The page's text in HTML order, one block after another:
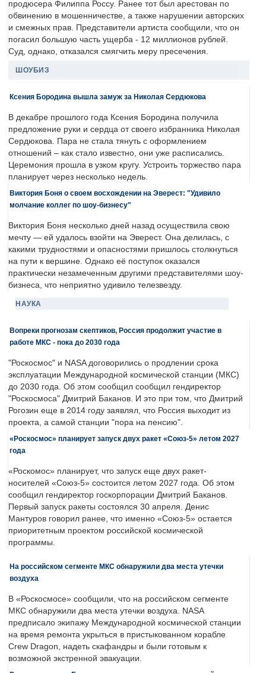
продюсера Филиппа Россу. Ранее тот был арестован по
обвинению в мошенничестве, а также нарушении авторских
и смежных прав. Представители артиста сообщили, что он
погасил большую часть ущерба - 12 миллионов рублей.
Суд, однако, отказался смягчить меру пресечения.
ШОУБИЗ
Ксения Бородина вышла замуж за Николая Сердюкова
В декабре прошлого года Ксения Бородина получила
предложение руки и сердца от своего избранника Николая
Сердюкова. Пара не стала тянуть с оформлением
отношений – как стало известно, они уже расписались.
Церемония прошла в узком кругу. Устроить торжество пара
планирует через несколько недель.
Виктория Боня о своем восхождении на Эверест: "Удивило
молчание коллег по шоу-бизнесу"
Виктория Боня несколько дней назад осуществила свою
мечту — ей удалось взойти на Эверест. Она делилась, с
какими трудностями и опасностями пришлось столкнуться
на пути к вершине. Однако её поступок оказался
практически незамеченным другими представителями шоу-
бизнеса, что неприятно удивило телезвезду.
НАУКА
Вопреки прогнозам скептиков, Россия продолжит участие в
работе МКС - пока до 2030 года
"Роскосмос" и NASA договорились о продлении срока
эксплуатации Международной космической станции (МКС)
до 2030 года. Об этом сообщил сообщил гендиректор
"Роскосмоса" Дмитрий Баканов. И это при том, что Дмитрий
Рогозин еще в 2014 году заявлял, что Россия выходит из
проекта, а самой станции "пора на пенсию".
«Роскосмос» планирует запуск двух ракет «Союз-5» летом 2027
года
«Роскомос» планирует, что запуск еще двух ракет-
носителей «Союз-5» состоится летом 2027 года. Об этом
сообщил гендиректор госкорпорации Дмитрий Баканов.
Первый запуск ракеты состоялся 30 апреля. Денис
Мантуров говорил ранее, что именно «Союз-5» остается
приоритетным проектом российской космической
программы.
На российском сегменте МКС обнаружили два места утечки
воздуха
В «Роскосмосе» сообщили, что на российском сегменте
МКС обнаружили два места утечки воздуха. NASA
предписало экипажу Международной космической станции
на время ремонта укрыться в пристыкованном корабле
Crew Dragon, надеть скафандры и были готовым к
возможной экстренной эвакуации.